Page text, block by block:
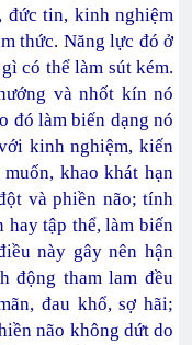
đức tin, kinh nghiệm
thức. Năng lực đó ở
có thể làm sút kém.
và nhốt kín nó
đó làm biến dạng nó
kinh nghiệm, kiến
khao khát hạn
và phiền não; tính
hay tập thể, làm biến
này gây nên hận
động tham lam đều
đau khổ, sợ hãi;
não không dứt do